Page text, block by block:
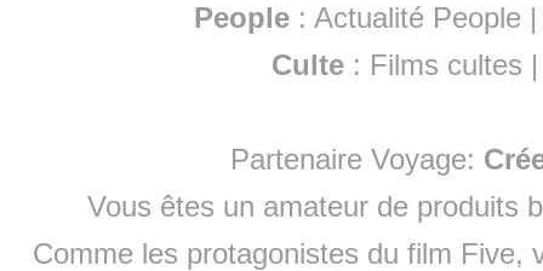
People :Actualité People
Culte : Films cultes
Partenaire Voyage:
Vous êtes un amateur de produits
Comme les protagonistes du film Five,